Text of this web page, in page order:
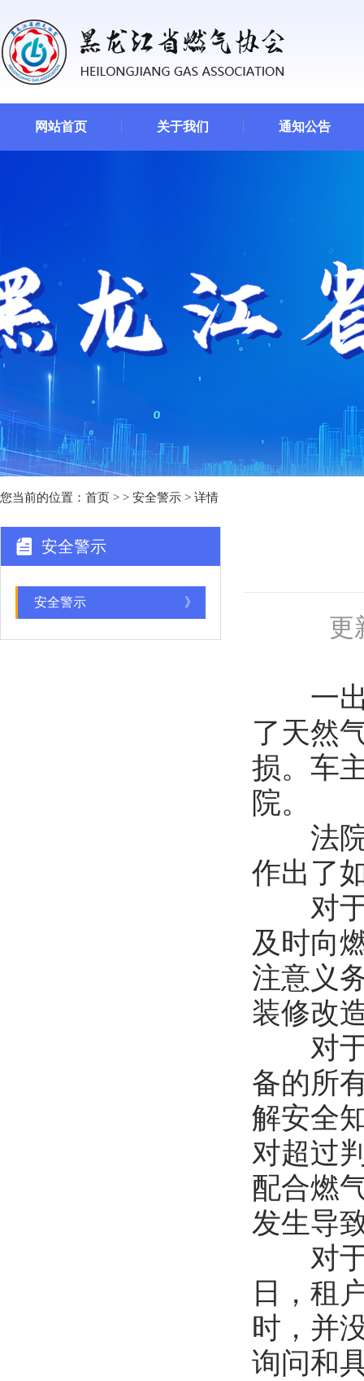
网站首页 关于我们 通知公告
您当前的位置： 首页 > > 安全警示 > 详情
安全警示
安全警示 》
更
一出
了天然
损。车
院。
法院
作出了
对于
及时向
注意义
装修改
对于
备的所
解安全
对超过
配合燃
发生导
对于
日，租
时，并
询问和